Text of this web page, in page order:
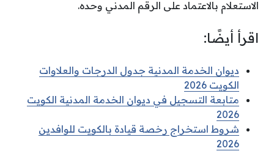
الاستعلام بالاعتماد على الرقم المدني وحده.
اقرأ أيضًا:
ديوان الخدمة المدنية جدول الدرجات والعلاوات
الكويت 2026
متابعة التسجيل في ديوان الخدمة المدنية الكويت
2026
شروط استخراج رخصة قيادة بالكويت للوافدين
2026